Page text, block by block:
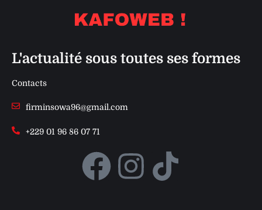
L'actualité sous toutes ses formes
Contacts
firminsowa96@gmail.com
+229 01 96 86 07 71